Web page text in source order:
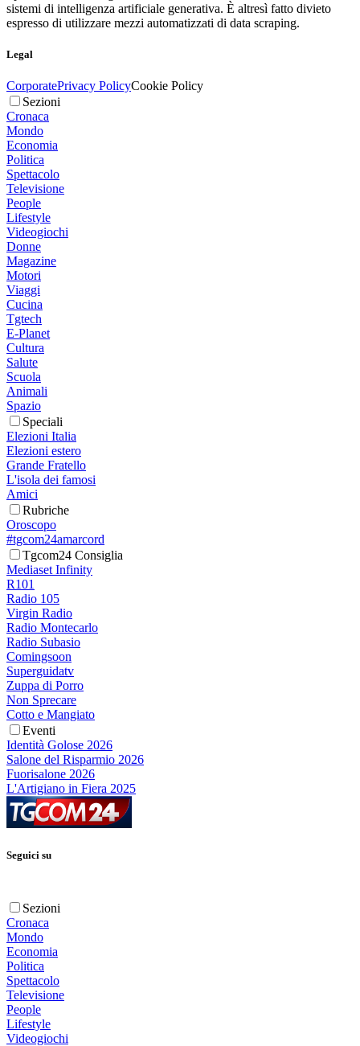
sistemi di intelligenza artificiale generativa. È altresì fatto divieto
espresso di utilizzare mezzi automatizzati di data scraping.
Legal
CorporatePrivacy PolicyCookie Policy
Sezioni
Cronaca
Mondo
Economia
Politica
Spettacolo
Televisione
People
Lifestyle
Videogiochi
Donne
Magazine
Motori
Viaggi
Cucina
Tgtech
E-Planet
Cultura
Salute
Scuola
Animali
Spazio
Speciali
Elezioni Italia
Elezioni estero
Grande Fratello
L'isola dei famosi
Amici
Rubriche
Oroscopo
#tgcom24amarcord
Tgcom24 Consiglia
Mediaset Infinity
R101
Radio 105
Virgin Radio
Radio Montecarlo
Radio Subasio
Comingsoon
Superguidatv
Zuppa di Porro
Non Sprecare
Cotto e Mangiato
Eventi
Identità Golose 2026
Salone del Risparmio 2026
Fuorisalone 2026
L'Artigiano in Fiera 2025
Seguici su
Sezioni
Cronaca
Mondo
Economia
Politica
Spettacolo
Televisione
People
Lifestyle
Videogiochi